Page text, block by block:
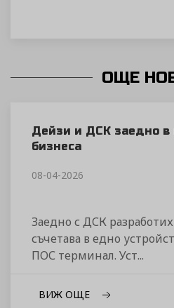
ОЩЕ
Дейзи и ДСК заедно
бизнеса
08-04-2026
Заедно с ДСК
съчетава в едно
ПОС терминал. Уст...
ВИЖ ОЩЕ